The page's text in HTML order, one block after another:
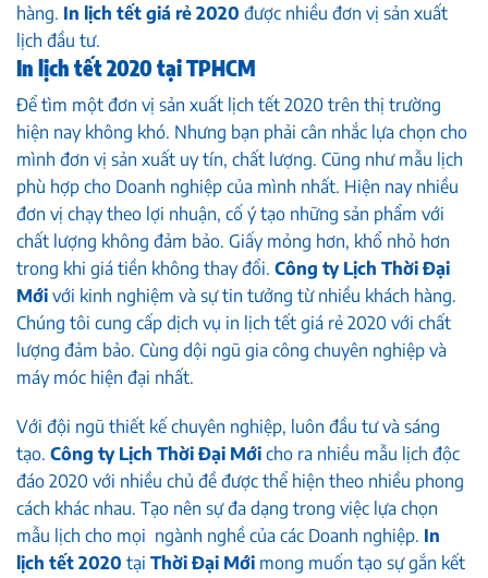
hàng. In lịch tết giá rẻ 2020 được nhiều đơn vị sản xuất
lịch đầu tư.
In lịch tết 2020 tại TPHCM
Để tìm một đơn vị sản xuất lịch tết 2020 trên thị trường
hiện nay không khó. Nhưng bạn phải cân nhắc lựa chọn cho
mình đơn vị sản xuất uy tín, chất lượng. Cũng như mẫu lịch
phù hợp cho Doanh nghiệp của mình nhất. Hiện nay nhiều
đơn vị chạy theo lợi nhuận, cố ý tạo những sản phẩm với
chất lượng không đảm bảo. Giấy mỏng hơn, khổ nhỏ hơn
trong khi giá tiền không thay đổi. Công ty Lịch Thời Đại
Mới với kinh nghiệm và sự tin tưởng từ nhiều khách hàng.
Chúng tôi cung cấp dịch vụ in lịch tết giá rẻ 2020 với chất
lượng đảm bảo. Cùng dội ngũ gia công chuyên nghiệp và
máy móc hiện đại nhất.
Với đội ngũ thiết kế chuyên nghiệp, luôn đầu tư và sáng
tạo. Công ty Lịch Thời Đại Mới cho ra nhiều mẫu lịch độc
đáo 2020 với nhiều chủ đề được thể hiện theo nhiều phong
cách khác nhau. Tạo nên sự đa dạng trong việc lựa chọn
mẫu lịch cho mọi ngành nghề của các Doanh nghiệp. In
lịch tết 2020 tại Thời Đại Mới mong muốn tạo sự gắn kết